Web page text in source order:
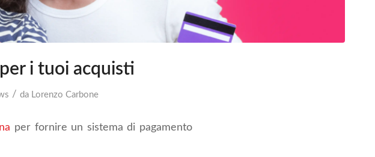
i tuoi acquisti
/ da Lorenzo Carbone
per fornire un sistema di pagamento